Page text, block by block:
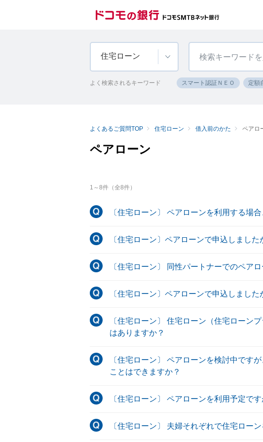
住宅ローン
よく検索されるキーワード スマート認証ＮＥＯ 定額
よくあるご質問TOP 住宅ローン 借入前のかた ペアロ
ペアローン
1 ～8件（全8件）
〔住宅ローン〕 ペアローンを利用する場
〔住宅ローン〕ペアローンで申込しまし
〔住宅ローン〕 同性パートナーでのペア
〔住宅ローン〕ペアローンで申込しまし
〔住宅ローン〕 住宅ローン（住宅ローン
はありますか？
〔住宅ローン〕 ペアローンを検討中です
ことはできますか？
〔住宅ローン〕 ペアローンを利用予定で
〔住宅ローン〕 夫婦それぞれで住宅ロー